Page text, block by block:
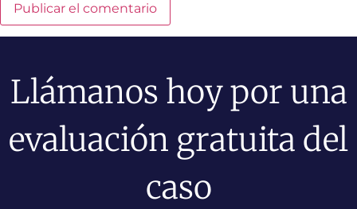
Llámanos hoy por una
evaluación gratuita del
caso